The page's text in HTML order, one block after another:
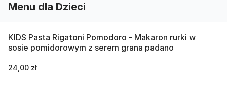
Menu dla Dzieci
KIDS Pasta Rigatoni Pomodoro - Makaron rurki w
sosie pomidorowym z serem grana padano
24,00 zł